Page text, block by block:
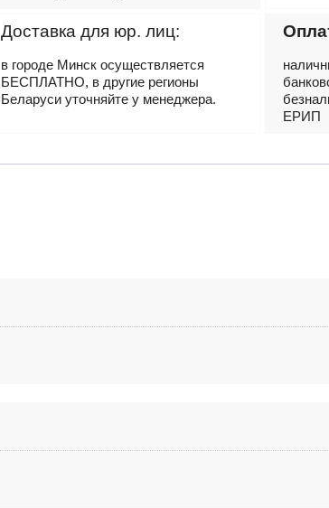
Доставка для юр. лиц:
в городе Минск осуществляется
БЕСПЛАТНО, в другие регионы
Беларуси уточняйте у менеджера.
ЕРИП